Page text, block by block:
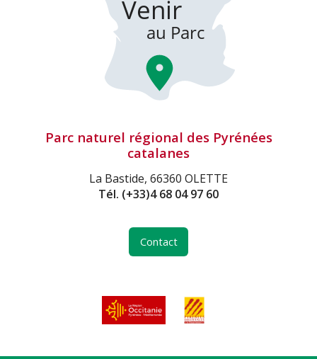
Parc naturel régional des Pyrénées
catalanes
La Bastide, 66360 OLETTE
Tél. (+33)4 68 04 97 60
Contact